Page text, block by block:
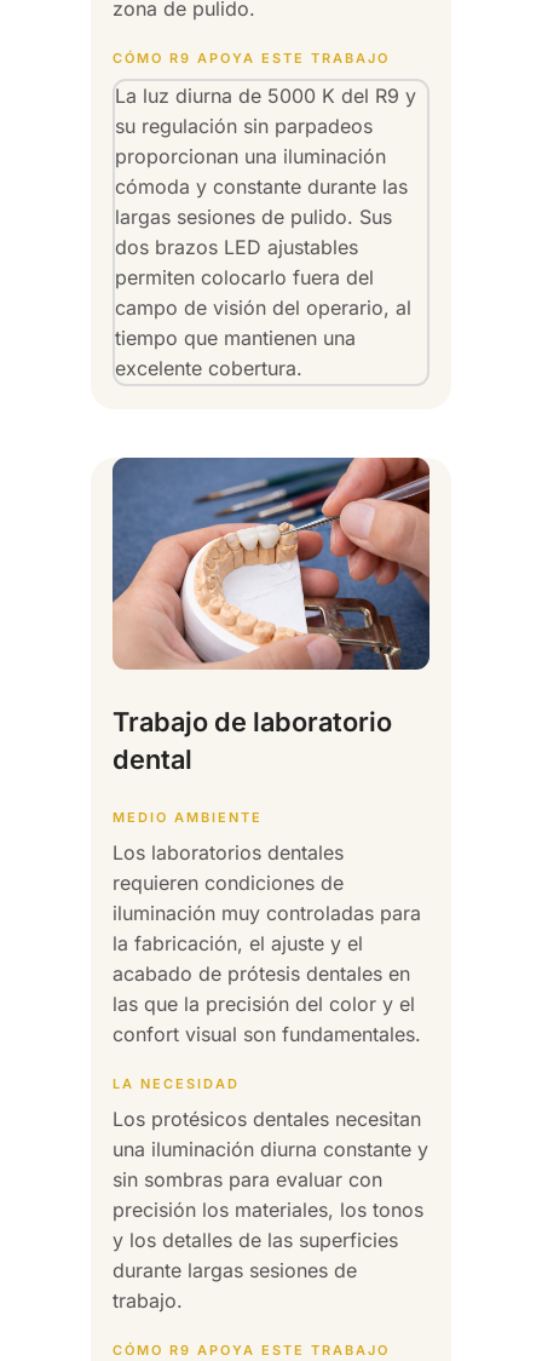
zona de pulido.
CÓMO R9 APOYA ESTE TRABAJO
La luz diurna de 5000 K del R9 y
su regulación sin parpadeos
proporcionan una iluminación
cómoda y constante durante las
largas sesiones de pulido. Sus
dos brazos LED ajustables
permiten colocarlo fuera del
campo de visión del operario, al
tiempo que mantienen una
excelente cobertura.
Trabajo de laboratorio
dental
MEDIO AMBIENTE
Los laboratorios dentales
requieren condiciones de
iluminación muy controladas para
la fabricación, el ajuste y el
acabado de prótesis dentales en
las que la precisión del color y el
confort visual son fundamentales.
LA NECESIDAD
Los protésicos dentales necesitan
una iluminación diurna constante y
sin sombras para evaluar con
precisión los materiales, los tonos
y los detalles de las superficies
durante largas sesiones de
trabajo.
CÓMO R9 APOYA ESTE TRABAJO